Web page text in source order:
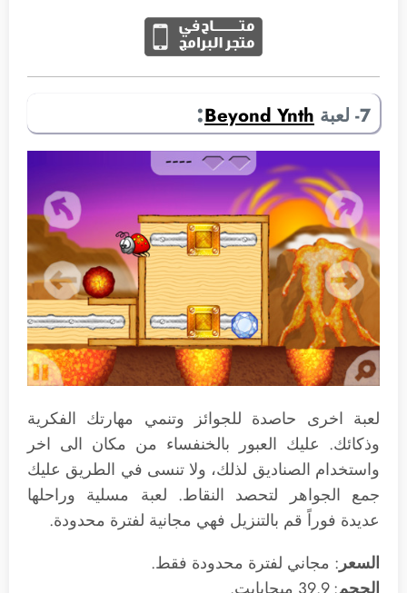
7- لعبة Beyond Ynth
:
لعبة اخرى حاصدة للجوائز وتنمي مهارتك الفكرية
وذكائك. عليك العبور بالخنفساء من مكان الى اخر
واستخدام الصناديق لذلك، ولا تنسى في الطريق عليك
جمع الجواهر لتحصد النقاط. لعبة مسلية وراحلها
عديدة فوراً قم بالتنزيل فهي مجانية لفترة محدودة.
السعر: مجاني لفترة محدودة فقط.